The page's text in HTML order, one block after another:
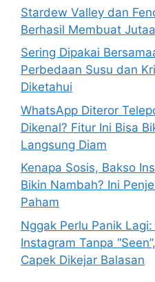
r
:
Stardew Valley dan
Berhasil Membuat
Sering Dipakai
Perbedaan Susu dan
Diketahui
WhatsApp Diteror
Dikenal? Fitur Ini Bisa
Langsung Diam
Kenapa Sosis, Bakso
Bikin Nambah? Ini
Paham
Nggak Perlu Panik
Instagram Tanpa
Capek Dikejar Balasan